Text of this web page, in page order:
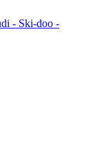
- Ski-doo -